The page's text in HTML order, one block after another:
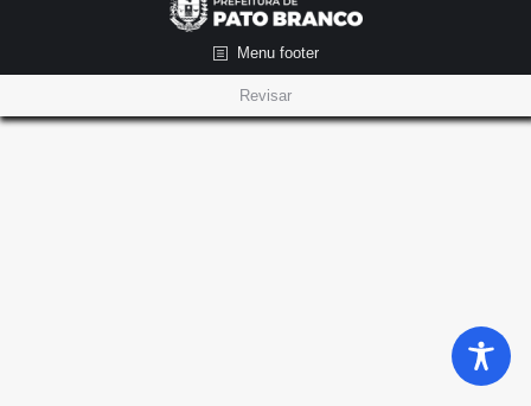
Menu footer
Revisar